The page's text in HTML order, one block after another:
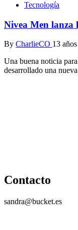
Tecnología
Nivea Men lanza
By CharlieCO 13
Una buena noticia
desarrollado una
Contacto
sandra@bucket.es